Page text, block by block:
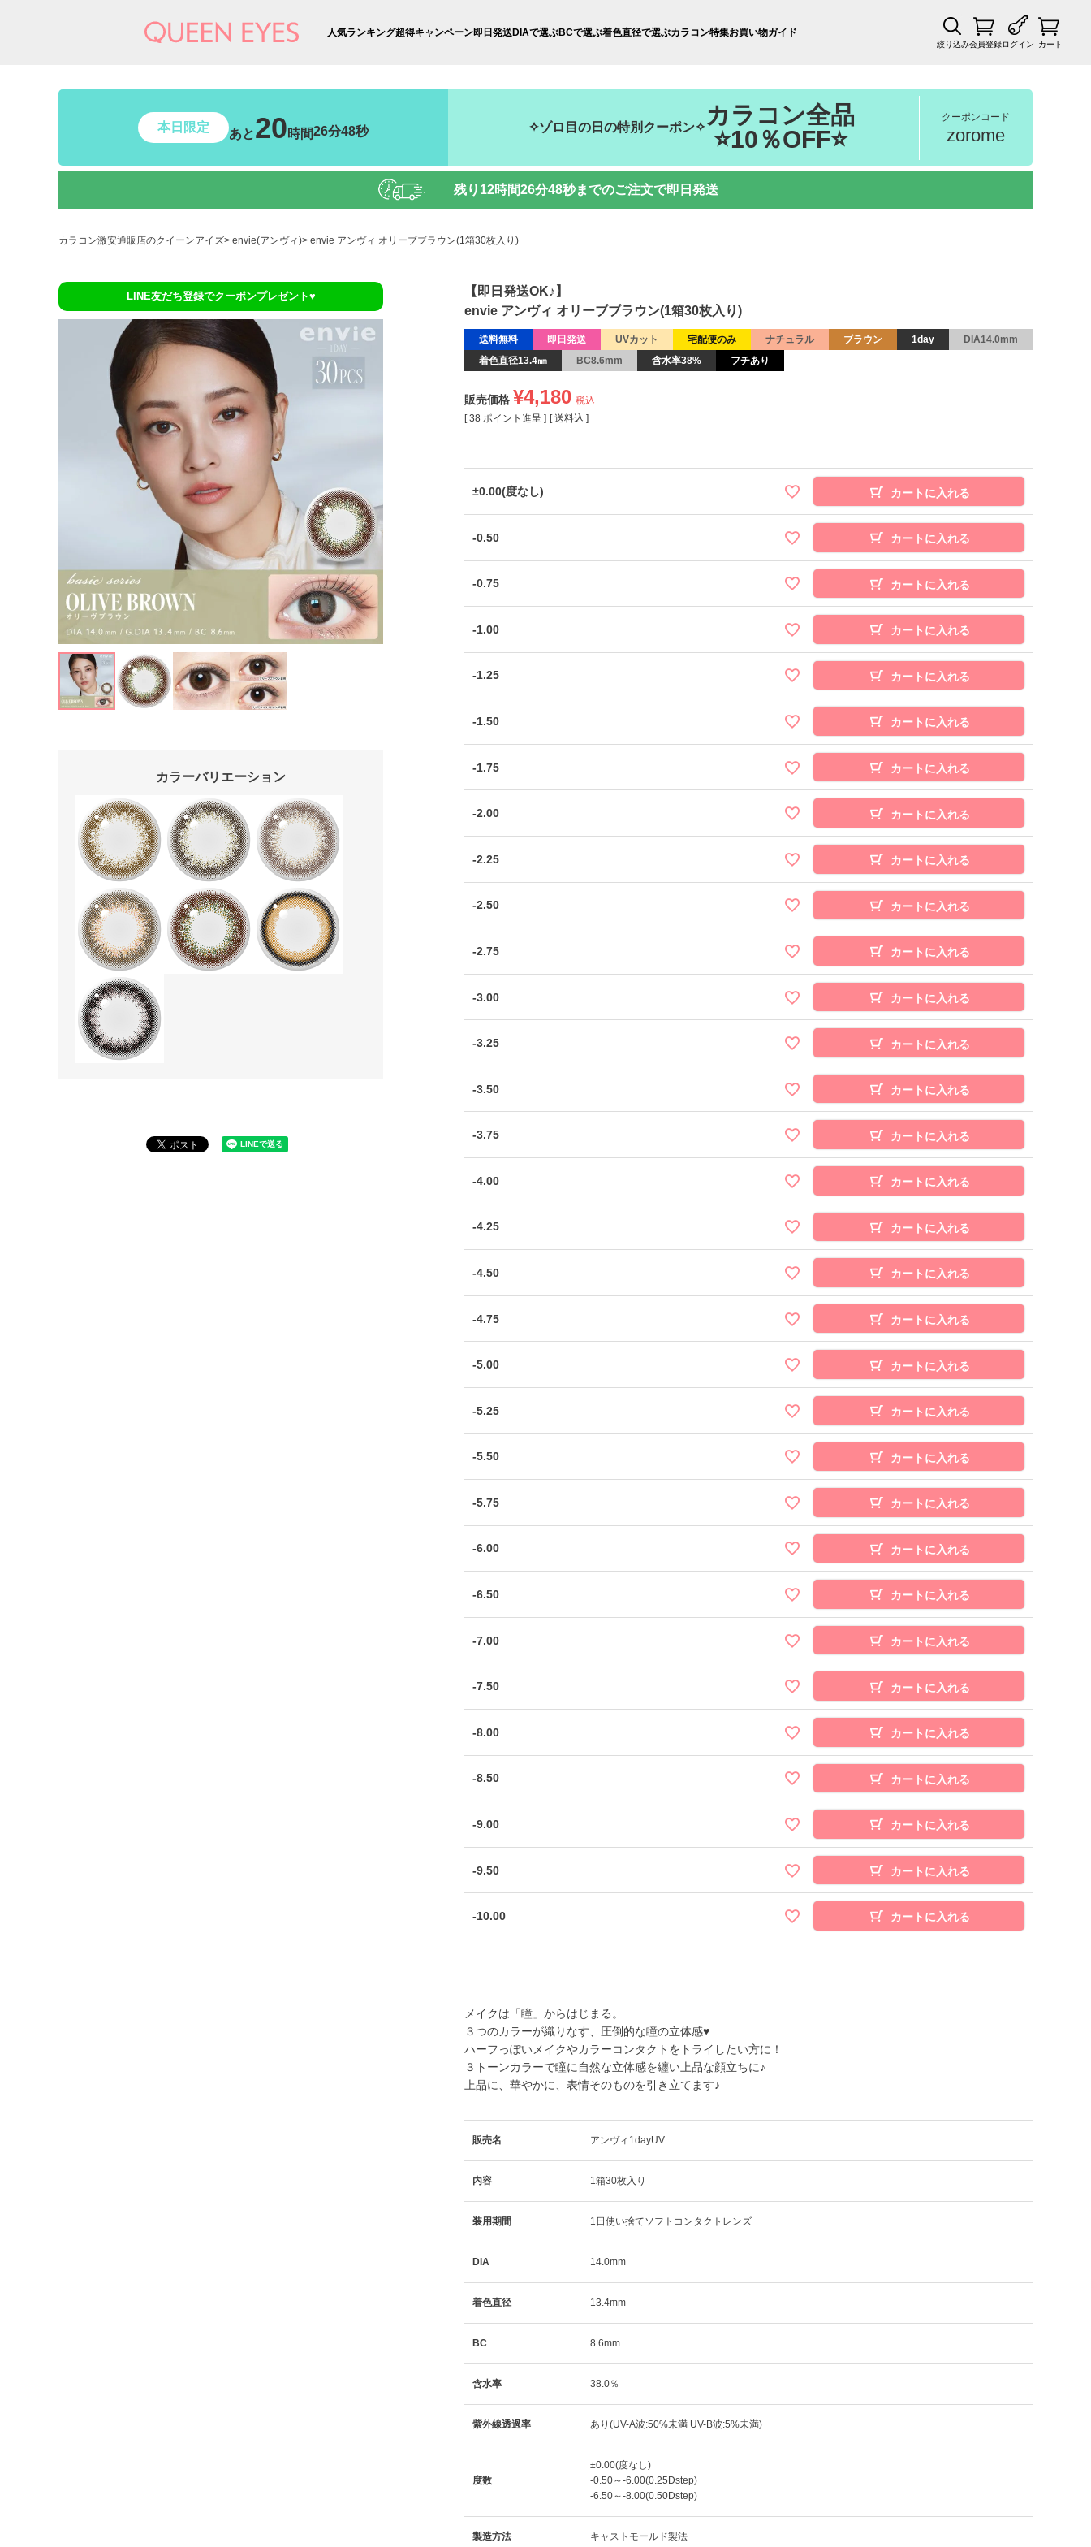
人気ランキング超得キャンペーン即日発送DIAで選ぶBCで選ぶ着色直径で選ぶカラコン特集お買い物ガイド
絞り込み会員登録ログイン カート
本日限定 あと20時間26分47秒 ✧ゾロ目の日の特別クーポン✧ カラコン全品
⭐10％OFF⭐
クーポンコード
zorome
残り 12時間26分47秒までのご注文で即日発送
カラコン激安通販店のクイーンアイズ envie(アンヴィ) envie アンヴィ オリーブブラウン(1箱30枚入り)
LINE友だち登録でクーポンプレゼント♥
カラーバリエーション
【即日発送OK♪】
envie アンヴィ オリーブブラウン(1箱30枚入り)
送料無料 即日発送 UVカット 宅配便のみ ナチュラル ブラウン 1day
DIA14.0mm
着色直径13.4㎜
BC8.6mm 含水率38% フチあり
販売価格 ¥4,180 税込
[ 38 ポイント進呈 ] 送料込
±0.00(度なし) カートに入れる
-0.50 カートに入れる
-0.75 カートに入れる
-1.00 カートに入れる
-1.25 カートに入れる
-1.50 カートに入れる
-1.75 カートに入れる
-2.00 カートに入れる
-2.25 カートに入れる
-2.50 カートに入れる
-2.75 カートに入れる
-3.00 カートに入れる
-3.25 カートに入れる
-3.50 カートに入れる
-3.75 カートに入れる
-4.00 カートに入れる
-4.25 カートに入れる
-4.50 カートに入れる
-4.75 カートに入れる
-5.00 カートに入れる
-5.25 カートに入れる
-5.50 カートに入れる
-5.75 カートに入れる
-6.00 カートに入れる
-6.50 カートに入れる
-7.00 カートに入れる
-7.50 カートに入れる
-8.00 カートに入れる
-8.50 カートに入れる
-9.00 カートに入れる
-9.50 カートに入れる
-10.00 カートに入れる
メイクは「瞳」からはじまる。
３つのカラーが織りなす、圧倒的な瞳の立体感♥
ハーフっぽいメイクやカラーコンタクトをトライしたい方に！
３トーンカラーで瞳に自然な立体感を纏い上品な顔立ちに♪
上品に、華やかに、表情そのものを引き立てます♪
販売名 アンヴィ1dayUV
内容 1箱30枚入り
装用期間 1日使い捨てソフトコンタクトレンズ
DIA 14.0mm
着色直径 13.4mm
BC 8.6mm
含水率 38.0％
紫外線透過率 あり(UV-A波:50%未満 UV-B波:5%未満)
度数
±0.00(度なし)
-0.50～-6.00(0.25Dstep)
-6.50～-8.00(0.50Dstep)
製造方法 キャストモールド製法